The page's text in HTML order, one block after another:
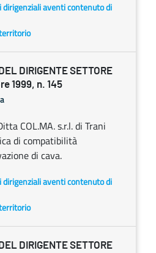
aventi contenuto di
DIRIGENTE SETTORE
1999, n. 145
COL.MA. s.r.l. di Trani
di compatibilità
di cava.
aventi contenuto di
DIRIGENTE SETTORE